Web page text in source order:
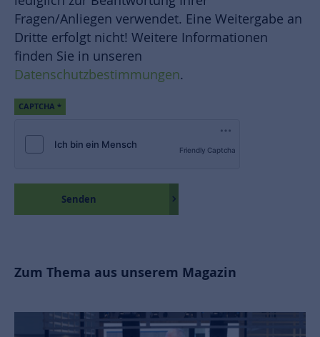
Fragen/Anliegen verwendet. Eine Weitergabe an
Dritte erfolgt nicht! Weitere Informationen
finden Sie in unseren
Datenschutzbestimmungen.
CAPTCHA *
Friendly Captcha
Senden
Zum Thema aus unserem Magazin